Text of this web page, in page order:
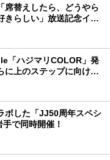
席替えしたら、どうやら
きらしい」放送記念イン
愛く見えたんです」
「ハジマリCOLOR」発
に上のステップに向けた
爽やかな笑顔で意気込
ボした「JJ50周年スペシ
で同時開催！